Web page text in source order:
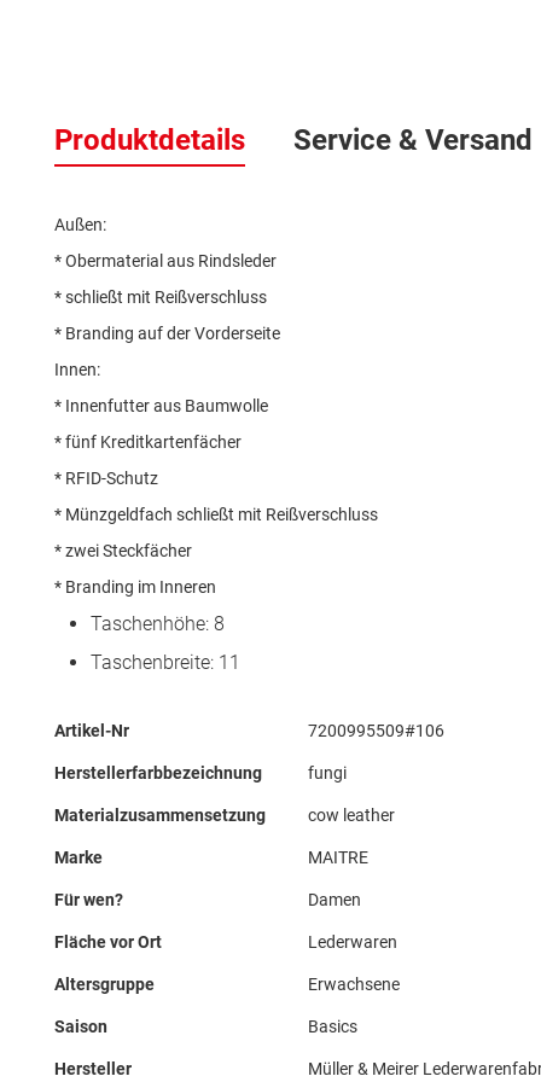
Bildergalerie
springen
Produktdetails
Außen:
* Obermaterial aus Rindsleder
* schließt mit Reißverschluss
* Branding auf der Vorderseite
Innen:
* Innenfutter aus Baumwolle
* fünf Kreditkartenfächer
* RFID-Schutz
* Münzgeldfach schließt mit Reißverschluss
* zwei Steckfächer
* Branding im Inneren
Taschenhöhe: 8
Taschenbreite: 11
Mehr
Artikel-Nr 7200995509#106
Herstellerfarbbezeichnung fungi
Materialzusammensetzung cow leather
Marke MAITRE
Für wen? Damen
Fläche vor Ort Lederwaren
Altersgruppe Erwachsene
Saison Basics
Hersteller Müller & Meirer
Service & Versand